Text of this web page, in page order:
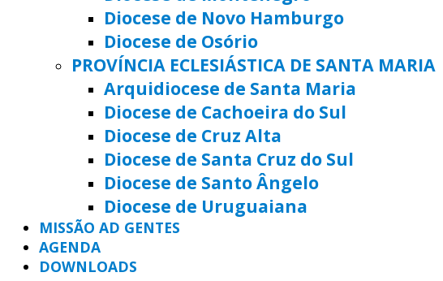
Diocese de Novo Hamburgo
Diocese de Osório
PROVÍNCIA ECLESIÁSTICA DE SANTA MARIA
Arquidiocese de Santa Maria
Diocese de Cachoeira do Sul
Diocese de Cruz Alta
Diocese de Santa Cruz do Sul
Diocese de Santo Ângelo
Diocese de Uruguaiana
MISSÃO AD GENTES
AGENDA
DOWNLOADS